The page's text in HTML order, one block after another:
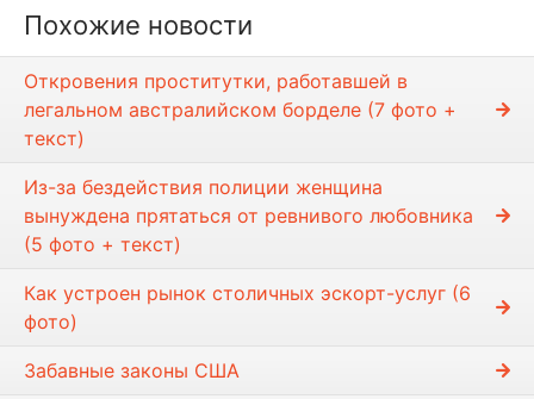
Похожие новости
Откровения проститутки, работавшей в
легальном австралийском борделе (7 фото +
текст)
Из-за бездействия полиции женщина
вынуждена прятаться от ревнивого любовника
(5 фото + текст)
Как устроен рынок столичных эскорт-услуг (6
фото)
Забавные законы США